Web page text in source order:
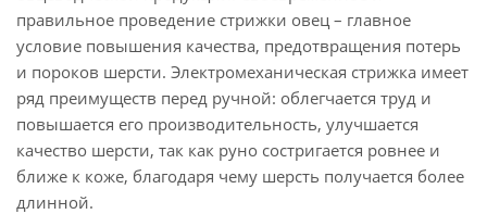
правильное проведение стрижки овец – главное
условие повышения качества, предотвращения потерь
и пороков шерсти. Электромеханическая стрижка имеет
ряд преимуществ перед ручной: облегчается труд и
повышается его производительность, улучшается
качество шерсти, так как руно состригается ровнее и
ближе к коже, благодаря чему шерсть получается более
длинной.